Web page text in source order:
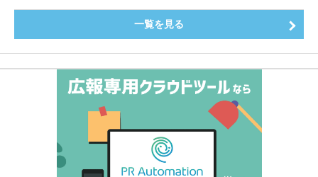
一覧を見る